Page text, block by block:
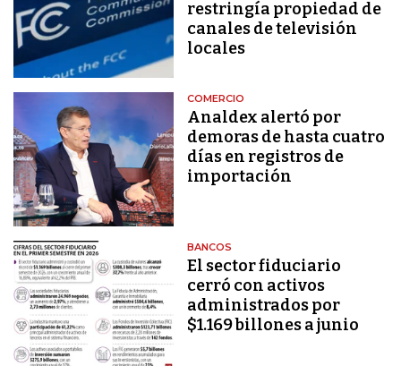
restringía propiedad de
canales de televisión
locales
COMERCIO
Analdex alertó por
demoras de hasta cuatro
días en registros de
importación
BANCOS
El sector fiduciario
cerró con activos
administrados por
$1.169 billones a junio